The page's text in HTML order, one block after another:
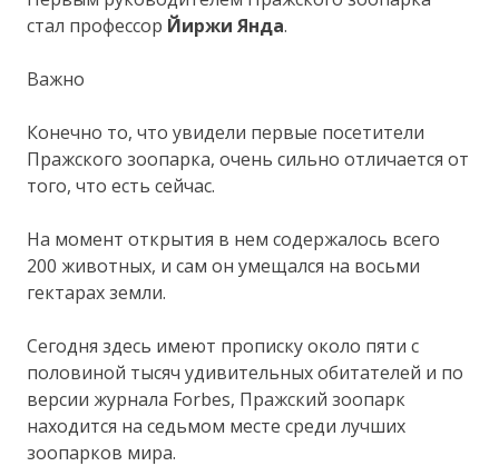
стал профессор Йиржи Янда.
Важно
Конечно то, что увидели первые посетители
Пражского зоопарка, очень сильно отличается от
того, что есть сейчас.
На момент открытия в нем содержалось всего
200 животных, и сам он умещался на восьми
гектарах земли.
Сегодня здесь имеют прописку около пяти с
половиной тысяч удивительных обитателей и по
версии журнала Forbes, Пражский зоопарк
находится на седьмом месте среди лучших
зоопарков мира.